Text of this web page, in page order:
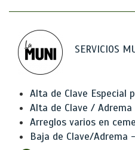
SERVICIOS
Alta de Clave Especial
Alta de Clave /
Arreglos varios en
Baja de Clave/Adrema